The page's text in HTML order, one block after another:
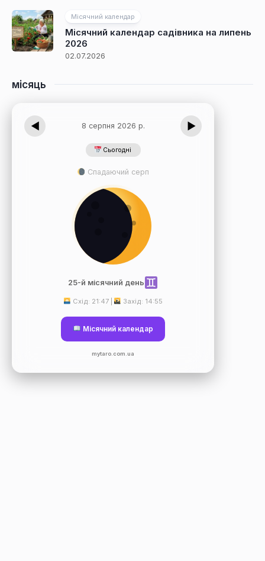
Місячний календар
Місячний календар садівника на липень
2026
02.07.2026
місяць
◀ 8 серпня 2026 р. ▶
Сьогодні
Спадаючий серп
25-й місячний день
Схід: 21:47 | Захід: 14:55
Місячний календар
mytaro.com.ua